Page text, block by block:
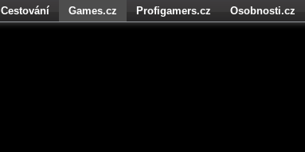
Cestování Games.cz Profigamers.cz Osobnosti.cz